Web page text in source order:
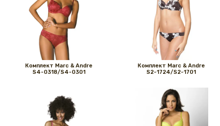
Комплект Marс & Andre
S4-0318/S4-0301
Комплект Marс & Andre
S2-1724/S2-1701